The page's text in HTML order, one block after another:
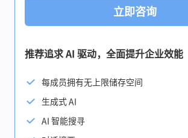
立即咨询
推荐追求 AI 驱动，全面提升企业效能
每成员拥有无上限储存空间
生成式 AI
AI 智能搜寻